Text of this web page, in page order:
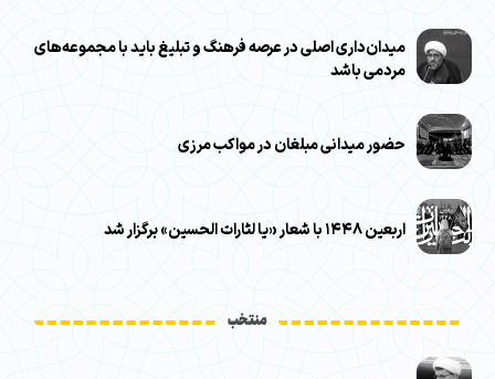
میدان‌داری اصلی در عرصه فرهنگ و تبلیغ باید با مجموعه‌های
مردمی باشد
حضور میدانی مبلغان در مواکب مرزی
اربعین ۱۴۴۸ با شعار «یا لثارات الحسین» برگزار شد
منتخب